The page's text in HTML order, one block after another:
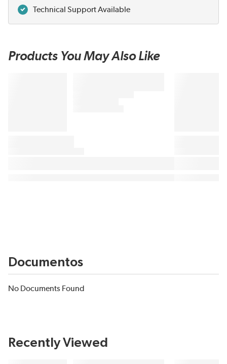
Technical Support Available
Products You May Also Like
Documentos
No Documents Found
Recently Viewed